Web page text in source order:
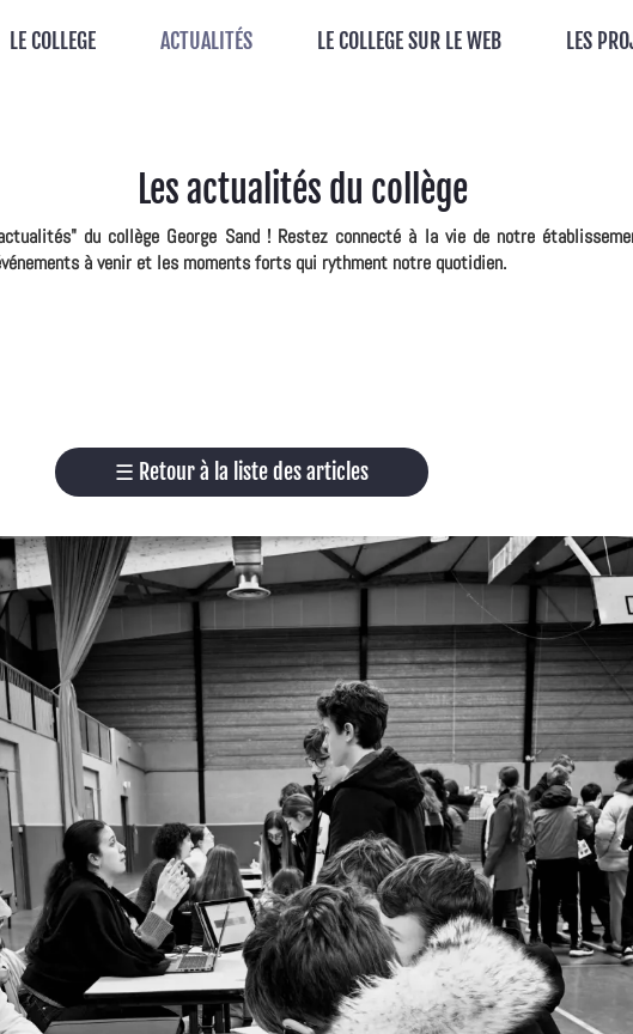
LE COLLEGE ACTUALITÉS LE COLLEGE SUR LE WEB LES
Les actualités du collège
du collège George Sand ! Restez connecté à la vie de notre
à venir et les moments forts qui rythment notre quotidien.
☰ Retour à la liste des articles